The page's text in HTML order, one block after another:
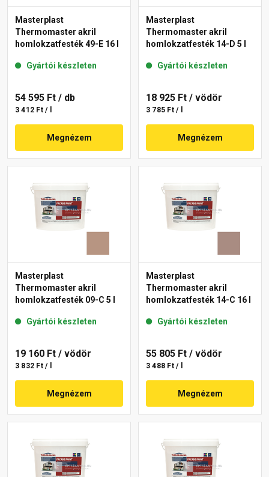
Masterplast
Thermomaster akril
homlokzatfesték 49-E 16 l
Gyártói készleten
54 595 Ft / db
3 412 Ft / l
Megnézem
Masterplast
Thermomaster akril
homlokzatfesték 14-D 5 l
Gyártói készleten
18 925 Ft / vödör
3 785 Ft / l
Megnézem
Masterplast
Thermomaster akril
homlokzatfesték 09-C 5 l
Gyártói készleten
19 160 Ft / vödör
3 832 Ft / l
Megnézem
Masterplast
Thermomaster akril
homlokzatfesték 14-C 16 l
Gyártói készleten
55 805 Ft / vödör
3 488 Ft / l
Megnézem